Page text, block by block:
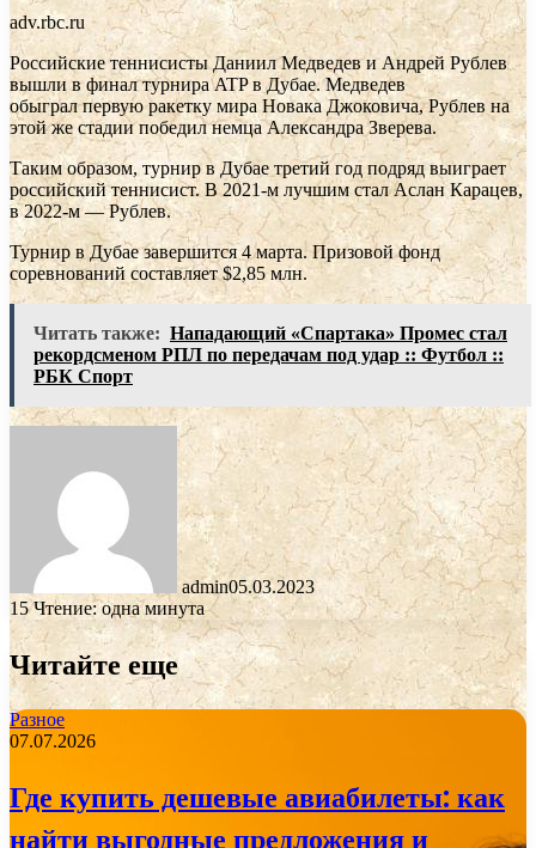
adv.rbc.ru
Российские теннисисты Даниил Медведев и Андрей Рублев
вышли в финал турнира ATP в Дубае. Медведев
обыграл первую ракетку мира Новака Джоковича, Рублев на
этой же стадии победил немца Александра Зверева.
Таким образом, турнир в Дубае третий год подряд выиграет
российский теннисист. В 2021-м лучшим стал Аслан Карацев,
в 2022-м — Рублев.
Турнир в Дубае завершится 4 марта. Призовой фонд
соревнований составляет $2,85 млн.
Читать также: Нападающий «Спартака» Промес стал
рекордсменом РПЛ по передачам под удар :: Футбол ::
РБК Спорт
admin05.03.2023
15Чтение: одна минута
Читайте еще
Разное
07.07.2026
Где купить дешевые авиабилеты: как
найти выгодные предложения и